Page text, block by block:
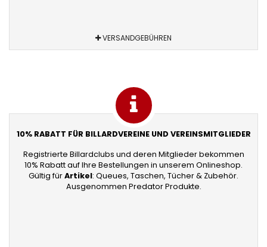
VERSANDGEBÜHREN
10% RABATT FÜR BILLARDVEREINE UND VEREINSMITGLIEDER
Registrierte Billardclubs und deren Mitglieder bekommen
10% Rabatt auf Ihre Bestellungen in unserem Onlineshop.
Gültig fürArtikel: Queues, Taschen, Tücher & Zubehör.
Ausgenommen Predator Produkte.